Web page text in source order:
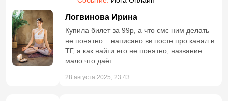
Логвинова Ирина
Купила билет за 99р, а что смс ним делать
не понятно... написано вв посте про канал в
ТГ, а как найти его не понятно, название
мало что даёт....
28 августа 2025, 23:43